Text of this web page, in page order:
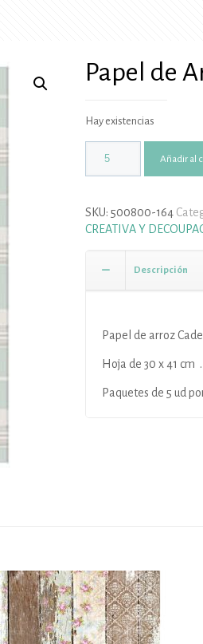
Papel de
Hay existencias
Añadir al
SKU: 500800-164
CREATIVA Y
Descripción
Papel de arroz
Hoja de 30 x 41 cm .
Paquetes de 5 ud